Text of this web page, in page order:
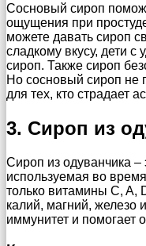
Сосновый сироп
ощущения при
можете давать сироп
сладкому вкусу, дети
сироп. Также сироп
Но сосновый сироп не
для тех, кто страдает
3. Сироп из
Сироп из одуванчика
используемая во
только витамины C, A,
калий, магний, железо
иммунитет и помогает